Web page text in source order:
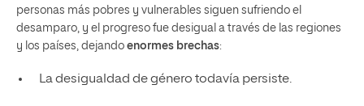
personas más pobres y vulnerables siguen sufriendo el
desamparo, y el progreso fue desigual a través de las regiones
y los países, dejando enormes brechas:
La desigualdad de género todavía persiste.